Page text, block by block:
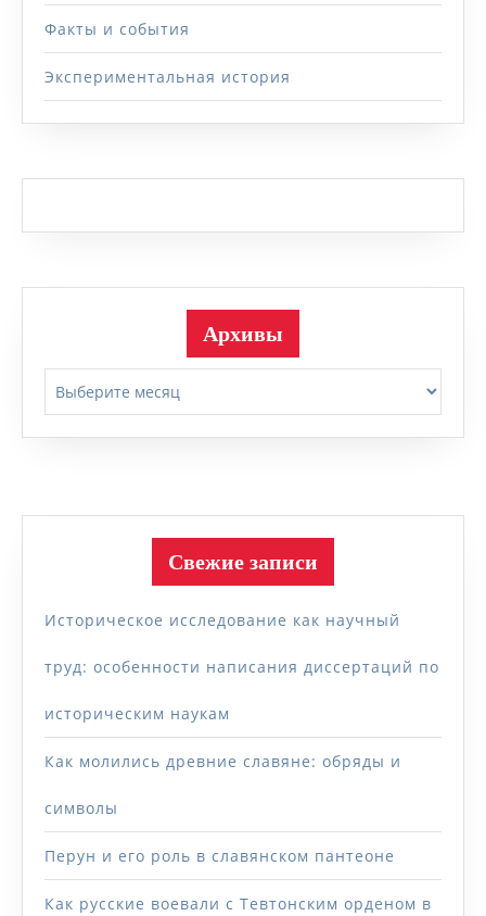
Факты и события
Экспериментальная история
Архивы
Свежие записи
Историческое исследование как научный
труд: особенности написания диссертаций по
историческим наукам
Как молились древние славяне: обряды и
символы
Перун и его роль в славянском пантеоне
Как русские воевали с Тевтонским орденом в